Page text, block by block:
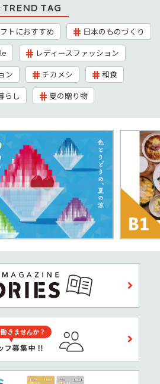
TREND TAG
トにおすすめ
日本のものづくり
レディースファッション
ン
チカメシ
和食
らし
夏の贈り物